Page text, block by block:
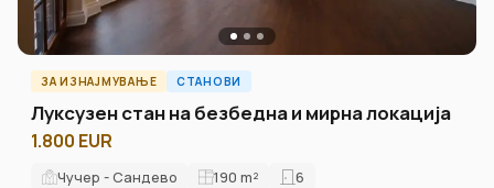
ЗА ИЗНАЈМУВАЊЕ СТАНОВИ
Луксузен стан на безбедна и мирна локација
1.800 EUR
Чучер - Сандево 190 m² 6